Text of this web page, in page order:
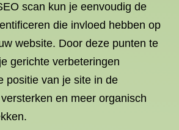
scan kun je eenvoudig de
die invloed hebben op
website. Door deze punten te
gerichte verbeteringen
positie van je site in de
en meer organisch